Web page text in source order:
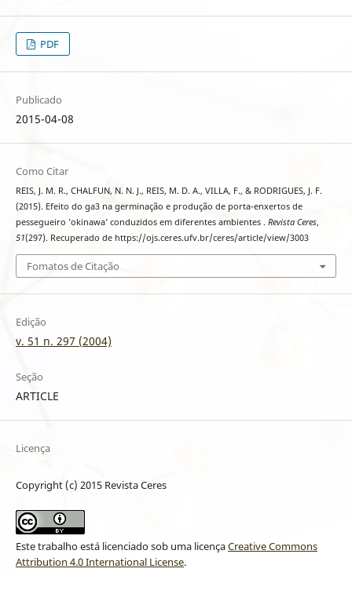
PDF
Publicado
2015-04-08
Como Citar
REIS, J. M. R., CHALFUN, N. N. J., REIS, M. D. A., VILLA, F., & RODRIGUES, J. F.
(2015). Efeito do ga3 na germinação e produção de porta-enxertos de
pessegueiro ’okinawa’ conduzidos em diferentes ambientes . Revista Ceres,
51(297). Recuperado de https://ojs.ceres.ufv.br/ceres/article/view/3003
Fomatos de Citação
Edição
v. 51 n. 297 (2004)
Seção
ARTICLE
Licença
Copyright (c) 2015 Revista Ceres
Este trabalho está licenciado sob uma licençaCreative Commons
Attribution 4.0 International License.